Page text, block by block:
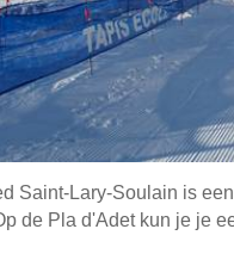
Saint-Lary-Soulain is
de Pla d'Adet kun je je